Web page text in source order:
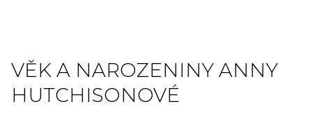
VĚK A NAROZENINY ANNY
HUTCHISONOVÉ